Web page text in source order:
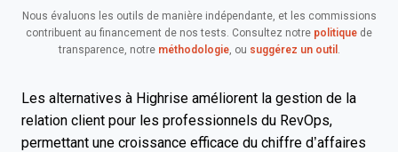
Nous évaluons les outils de manière indépendante, et les commissions
contribuent au financement de nos tests. Consultez notre politique de
transparence, notre méthodologie, ou suggérez un outil .
Les alternatives à Highrise améliorent la gestion de la
relation client pour les professionnels du RevOps,
permettant une croissance efficace du chiffre d’affaires